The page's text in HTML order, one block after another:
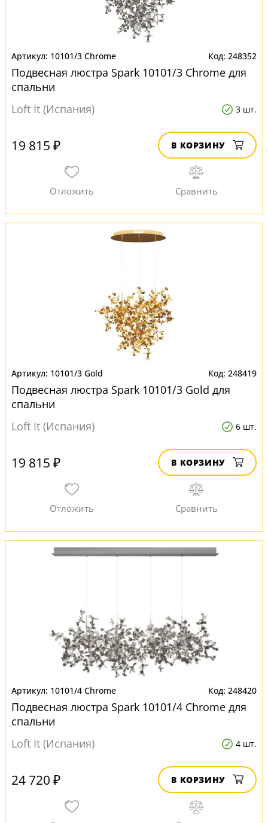
10101/3 Chrome 248352
Подвесная люстра Spark 10101/3 Chrome для
спальни
Loft It (Испания)
3 шт.
19 815 ₽ В КОРЗИНУ
10101/3 Gold 248419
Подвесная люстра Spark 10101/3 Gold для
спальни
Loft It (Испания)
6 шт.
19 815 ₽ В КОРЗИНУ
10101/4 Chrome 248420
Подвесная люстра Spark 10101/4 Chrome для
спальни
Loft It (Испания)
4 шт.
24 720 ₽ В КОРЗИНУ